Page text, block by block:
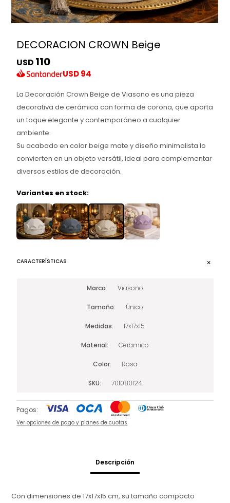
DECORACION CROWN Beige
USD 110
USD94
La Decoración Crown Beige de Viasono es una pieza
decorativa de cerámica con forma de corona, que aporta
un toque elegante y contemporáneo a cualquier
ambiente.
Su acabado en color beige mate y diseño minimalista lo
convierten en un objeto versátil, ideal para complementar
diversos estilos de decoración.
Variantes en stock:
CARACTERÍSTICAS
Marca Viasono
Tamaño Único
Medidas 17x17x15
Material Ceramico
Color Rosa
SKU 701080124
Pagos:
Ver opciones de pago y planes de cuotas
Descripción
Con dimensiones de 17x17x15 cm, su tamaño compacto